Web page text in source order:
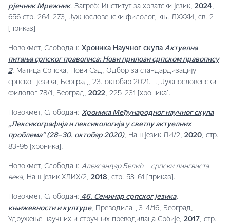
рјечник Мрежник. Загреб: Институт за хрватски језик, 2024,
656 стр. 264-273, Јужнословенски филолог, књ. ЛXXXИ, св. 2
[приказ]
Новокмет, Слободан: Хроника Научног скупа Актуелна
питања српског правописа: Нови прилози српском правопису
2. Матица Српска, Нови Сад, Одбор за стандардизацију
српског језика, Београд, 23. октобар 2021. г., Јужнословенски
филолог 78/1, Београд, 2022, 225-231 [хроника].
Новокмет, Слободан: Хроника Међународног научног скупа
„Лексикографија и лексикологија у светлу актуелних
проблема“ (28–30. октобар 2020), Наш језик ЛИ/2, 2020, стр.
83-95 [хроника].
Новокмет, Слободан: Александар Белић – српски лингвиста
века, Наш језик XЛИX/2, 2018, стр. 53-61 [приказ].
Новокмет, Слободан: 46. Семинар српског језика,
књижевности и културе, Преводилац 3-4/16, Београд,
Удружење научних и стручних преводилаца Србије, 2017, стр.